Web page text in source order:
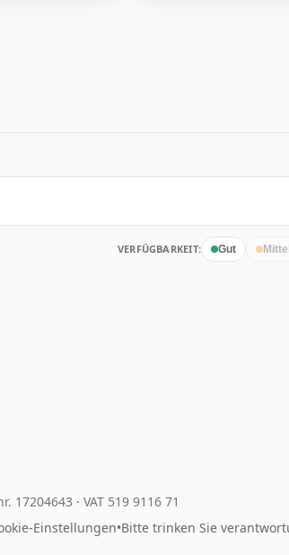
VERFÜGBARKEIT: Gut
17204643 · VAT 519 9116 71
Einstellungen•Bitte trinken Sie